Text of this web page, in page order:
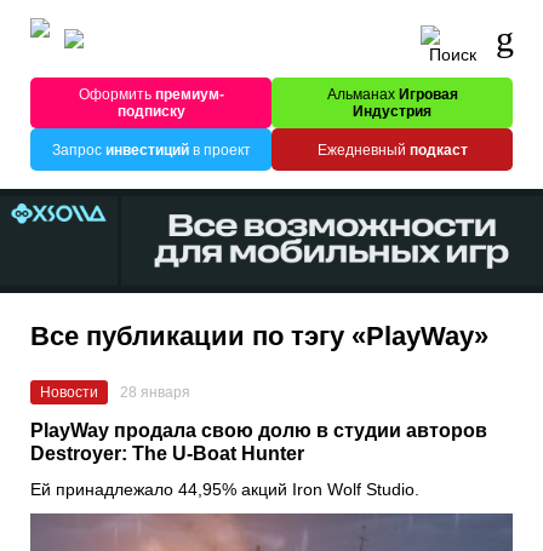
Оформитьпремиум-
подписку
Альманах Игровая
Индустрия
Запрос инвестицийв проект Ежедневный подкаст
Все публикации по тэгу «PlayWay»
Новости 28 января
PlayWay продала свою долю в студии авторов
Destroyer: The U-Boat Hunter
Ей принадлежало 44,95% акций Iron Wolf Studio.